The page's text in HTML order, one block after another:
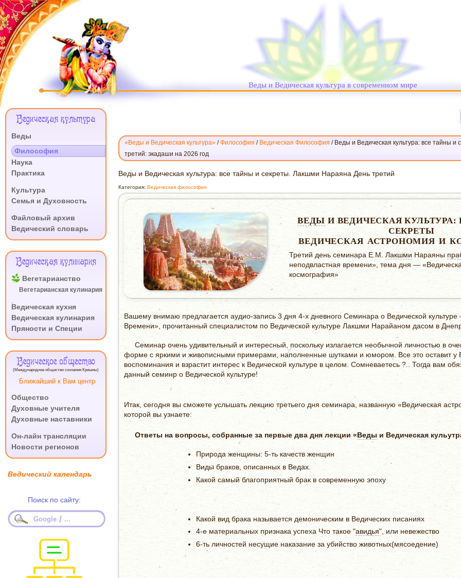
Веды и Ведическая культура в современном мире
«Веды и Ведическая культура» /Философия / Ведическая Философия / Веды и Ведическая культура: все тайны
третий: экадаши на 2026 год
ВЕДЫ
И
ВЕДИЧЕСКАЯ
КУЛЬТУРА:
ВСЕ
ТАЙНЫ
СЕКРЕТЫ.
ЛАКШМИ
НАРАЯНА
ДЕНЬ
ТРЕТИЙ
Веды и Ведическая культура: все тайны и секреты. Лакшми Нараяна День третий
Категория: Ведическая философия
ВЕДЫ И ВЕДИЧЕСКАЯ
СЕКРЕТЫ
ВЕДИЧЕСКАЯ АСТРОНОМИЯ И
Третий день семинара Е.М. Лакшми Нараяны
неподвластная времени», тема дня —
космография»
Вашему внимаю предлагается аудио-запись 3 дня 4-х дневного Семинара о Ведической
Времени», прочитанный специалистом по Ведической культуре Лакшми Нарайаном дасом в
Семинар очень удивительный и интересный, поскольку излагается необычной личностью в
форме с яркими и живописными примерами, наполненные шутками и юмором. Все это оставит у
воспоминания и взрастит интерес к Ведической культуре в целом. Сомневаетесь ?.. Тогда вам
данный семинр о Ведической культуре!
Итак, сегодня вы сможете услышать лекцию третьего дня семинара, названную «Ведическая
которой вы узнаете:
Ответы на вопросы, собранные за первые два дня лекции «Веды и Ведическая
Природа женщины: 5-ть качеств женщин
Виды браков, описанных в Ведах.
Какой самый благоприятный брак в современную эпоху
Какой вид брака называется демоническим в Ведических писаниях
4-е материальных признака успеха Что такое "авидья", или невежество
6-ть личностей несущие наказание за убийство животных(мясоедение)
Меню
Ведическая культура
Веды
.
Философия
Наука
Практика
Культура
Семья и Духовность
Файловый архив
Ведический словарь
Ведическая кулинария
Вегетарианство
Вегетарианская кулинария
Ведическая кухня
Ведическая кулинария
Пряности и Специи
Ведическое общество
(Международное общество сознания Кришны)
Ближайший к Вам центр
Общество
Духовные учителя
Духовные наставники
Он-лайн трансляции
Новости регионов
Ведический календарь
Поиск по сайту:
Google / ...